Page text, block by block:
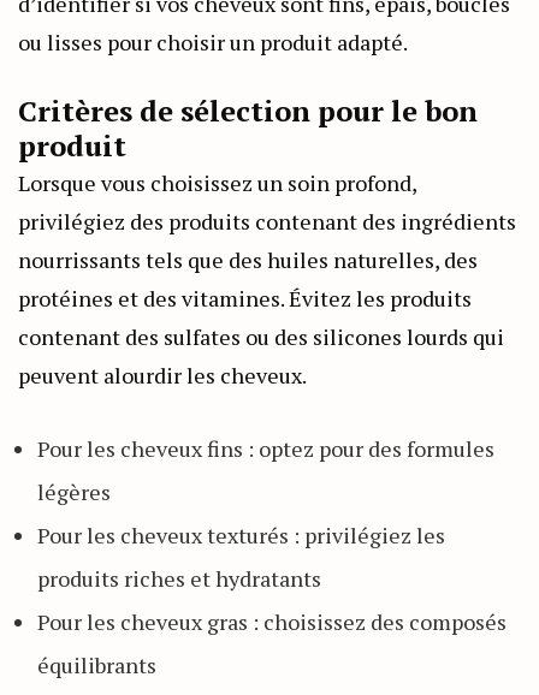
ou lisses pour choisir un produit adapté.
Critères de sélection pour le bon
produit
Lorsque vous choisissez un soin profond,
privilégiez des produits contenant des ingrédients
nourrissants tels que des huiles naturelles, des
protéines et des vitamines. Évitez les produits
contenant des sulfates ou des silicones lourds qui
peuvent alourdir les cheveux.
Pour les cheveux fins : optez pour des formules
légères
Pour les cheveux texturés : privilégiez les
produits riches et hydratants
Pour les cheveux gras : choisissez des composés
équilibrants